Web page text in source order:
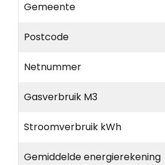
Gemeente
Postcode
Netnummer
Gasverbruik M3
Stroomverbruik kWh
Gemiddelde energierekening